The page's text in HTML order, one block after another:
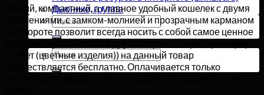
Дьюнико, группа
Искать:
Искать:
Легкий, компактный, а главное удобный кошелек с двумя
отделениями, с замком-молнией и прозрачным карманом
на обороте позволит всегда носить с собой самое ценное
(1 цвет (цветные изделия)) на данный товар
осуществляется бесплатно. Оплачивается только